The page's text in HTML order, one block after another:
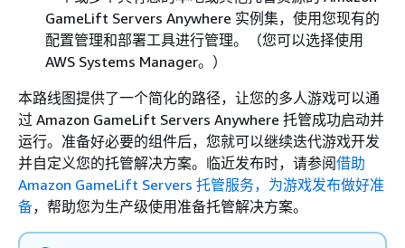
GameLift Servers Anywhere 实例集，使用您现有的
配置管理和部署工具进行管理。（您可以选择使用
AWS Systems Manager。）
本路线图提供了一个简化的路径，让您的多人游戏可以通
过 Amazon GameLift Servers Anywhere 托管成功启动并
运行。准备好必要的组件后，您就可以继续迭代游戏开发
并自定义您的托管解决方案。临近发布时，请参阅借助
Amazon GameLift Servers 托管服务，为游戏发布做好准
备，帮助您为生产级使用准备托管解决方案。